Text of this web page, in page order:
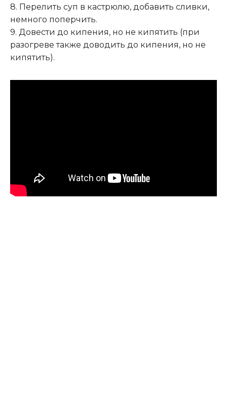
8. Перелить суп в кастрюлю, добавить сливки,
немного поперчить.
9. Довести до кипения, но не кипятить (при
разогреве также доводить до кипения, но не
кипятить).